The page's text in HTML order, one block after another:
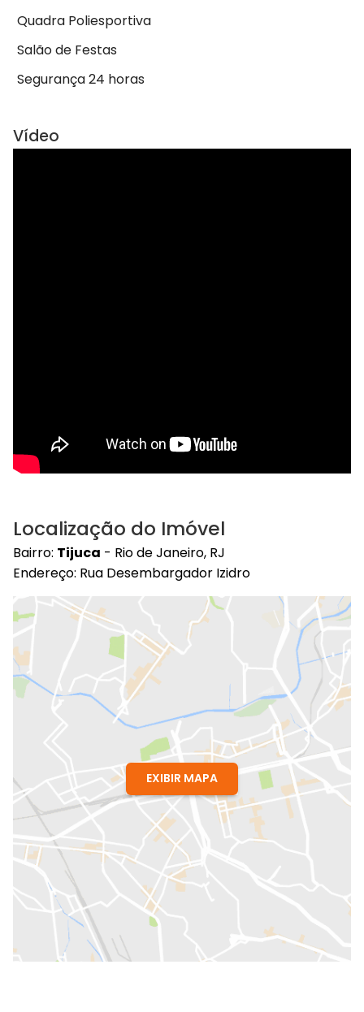
Quadra Poliesportiva
Salão de Festas
Segurança 24 horas
Vídeo
Localização do Imóvel
Bairro: Tijuca - Rio de Janeiro, RJ
Endereço: Rua Desembargador Izidro
EXIBIR MAPA